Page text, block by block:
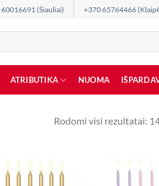
(Šiauliai) +370 65764466
ATRIBUTIKA NUOMA
Rodomi visi rezultatai: